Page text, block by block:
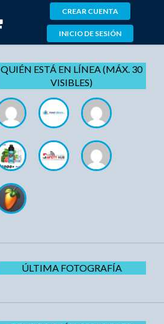
CREAR CUENTA
INICIO DE SESIÓN
QUIÉN ESTÁ EN LÍNEA (MÁX. 30
VISIBLES)
ÚLTIMA FOTOGRAFÍA